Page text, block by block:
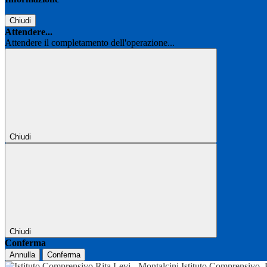
Chiudi
Attendere...
Attendere il completamento dell'operazione...
Chiudi
Chiudi
Conferma
Annulla Conferma